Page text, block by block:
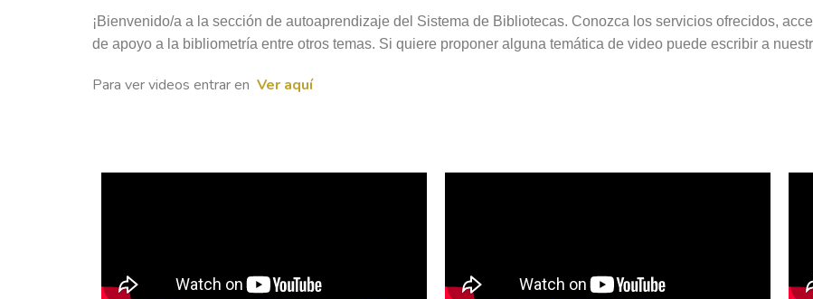
¡Bienvenido/a a la sección de autoaprendizaje del Sistema de Bibliotecas. Conozca los servicios ofrecidos,
de apoyo a la bibliometría entre otros temas. Si quiere proponer alguna temática de video puede escribir a
Para ver videos entrar en Ver aquí